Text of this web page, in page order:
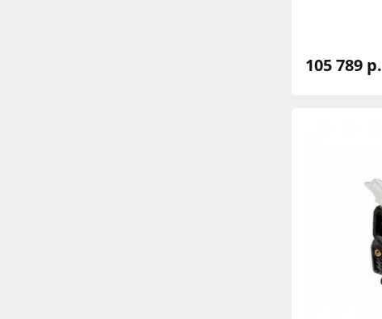
105 789 р.